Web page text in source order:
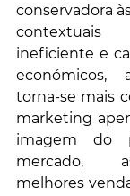
conservadora
ineficiente e
económicos,
torna-se mais
marketing
imagem do
mercado,
melhores